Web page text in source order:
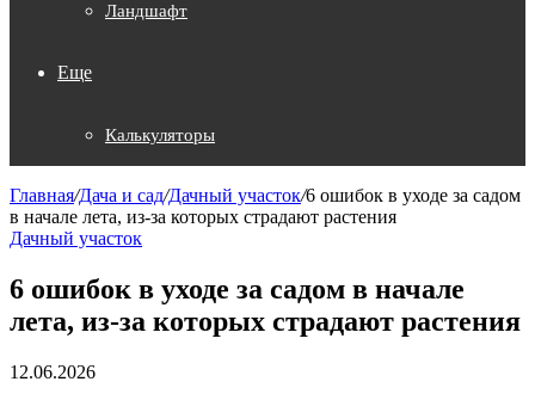
Ландшафт
Еще
Калькуляторы
Главная/Дача и сад/Дачный участок/6 ошибок в уходе за садом
в начале лета, из-за которых страдают растения
Дачный участок
6 ошибок в уходе за садом в начале
лета, из-за которых страдают растения
12.06.2026